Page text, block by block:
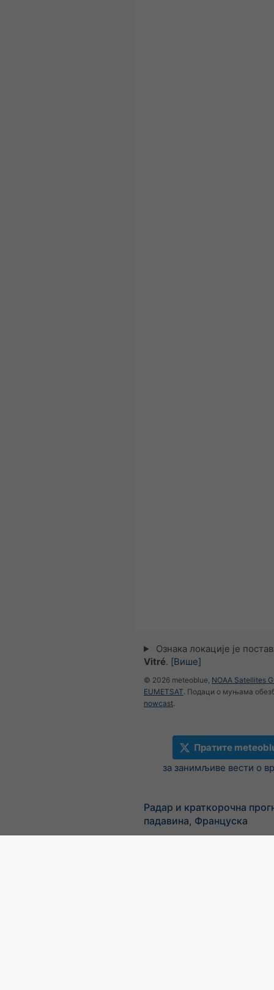
Ознака локације је
Vitré. [Више]
© 2026 meteoblue, NOAA Satellites
EUMETSAT. Подаци о муњама
nowcast.
Пратите
за занимљиве вести о
Радар и краткорочна
падавина, Француска